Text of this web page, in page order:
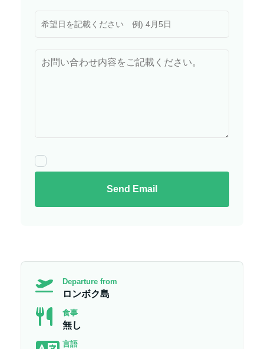
Send Email
Departure from
ロンボク島
食事
無し
言語